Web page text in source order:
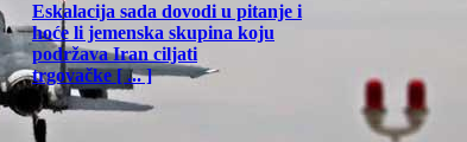
Eskalacija sada dovodi u pitanje i
hoće li jemenska skupina koju
podržava Iran ciljati
trgovačke [ ... ]